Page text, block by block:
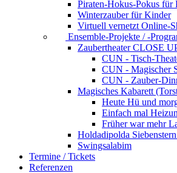
Piraten-Hokus-Pokus für
Winterzauber für Kinder
Virtuell vernetzt Online-
Ensemble-Projekte / -
Zaubertheater CLOSE
CUN - Tisch-
CUN - Magischer
CUN - Zauber-
Magisches Kabarett
Heute Hü und
Einfach mal
Früher war mehr
Holdadipolda
Swingsalabim
Termine / Tickets
Referenzen